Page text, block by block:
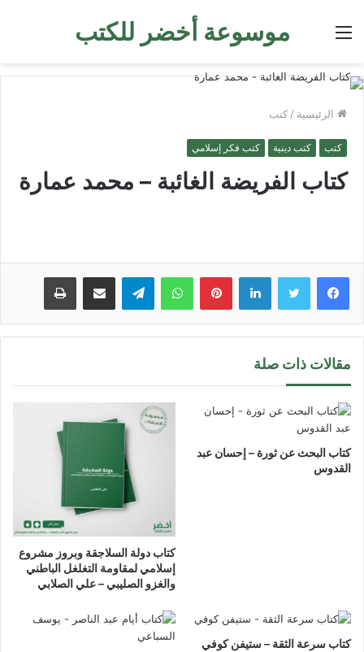
موسوعة أخضر للكتب القائمة
الرئيسية / كتب
كتب كتب دينية كتب فكر إسلامي
كتاب الفريضة الغائبة – محمد عمارة
لينكدإن بينتيريستواتساب تيلقرام مشاركة عبر البريد طباعة
مقالات ذات صلة
كتاب البحث عن ثورة – إحسان عبد
القدوس
كتاب دولة السلاجقة وبروز مشروع
إسلامي لمقاومة التغلغل الباطني
والغزو الصليبي – علي الصلابي
كتاب سرعة الثقة – ستيفن كوفي